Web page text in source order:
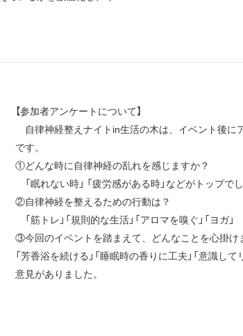
【参加者アンケートについて】
自律神経整えナイトin生活の木は、イベント後に
です。
①どんな時に自律神経の乱れを感じますか？
「眠れない時」 「疲労感がある時」などがトップで
②自律神経を整えるための行動は？
「筋トレ」「規則的な生活」「アロマを嗅ぐ」「ヨガ」
③今回のイベントを踏まえて、どんなことを心掛け
「芳香浴を続ける」「睡眠時の香りに工夫」「意識
意見がありました。